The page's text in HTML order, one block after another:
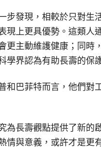
步發現，相較於只對生
現上更具優勢。這類人
更主動維護健康；同時
學界認為有助長壽的保
和巴菲特而言，他們對
為長壽觀點提供了新的
情與意義，或許才是更